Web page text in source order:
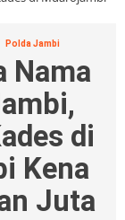
Polda Jambi
Nama
di
Kena
Juta